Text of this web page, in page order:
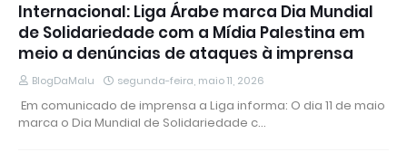
Internacional: Liga Árabe marca Dia Mundial
de Solidariedade com a Mídia Palestina em
meio a denúncias de ataques à imprensa
BlogDaMalu segunda-feira, maio 11, 2026
​ Em comunicado de imprensa a Liga informa: O dia 11 de maio
marca o Dia Mundial de Solidariedade c…